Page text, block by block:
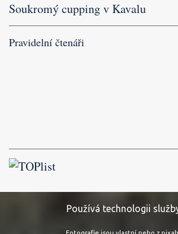
Soukromý cupping v Kavalu
Pravidelní čtenáři
Používá technologii